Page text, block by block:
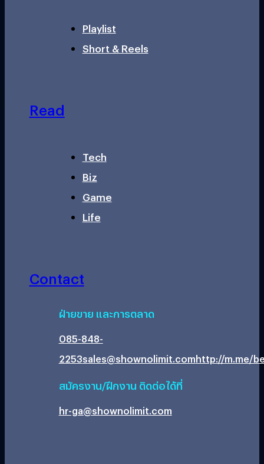
Playlist
Short & Reels
Read
Tech
Biz
Game
Life
Contact
ฝ่ายขาย และการตลาด
085-848-
2253sales@shownolimit.comhttp://m.me/
สมัครงาน/ฝึกงาน ติดต่อได้ที่
hr-ga@shownolimit.com